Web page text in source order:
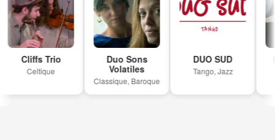
Cliffs Trio
Celtique
Duo Sons
Volatiles
Classique, Baroque
DUO SUD
Tango, Jazz